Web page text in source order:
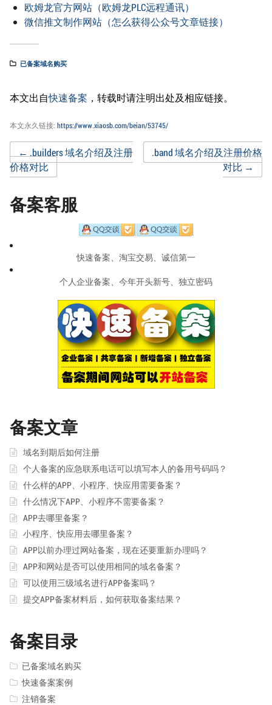
欧姆龙官方网站（欧姆龙PLC远程通讯）
微信推文制作网站（怎么获得公众号文章链接）
已备案域名购买
本文出自快速备案 ，转载时请注明出处及相应链接。
本文永久链接: https://www.xiaosb.com/beian/53745/
Post
navigation
← .builders 域名介绍及注册
价格对比
.band 域名介绍及注册价格
对比→
备案客服
快速备案、淘宝交易、诚信第一
个人企业备案、今年开头新号、独立密码
备案文章
域名到期后如何注册
个人备案的应急联系电话可以填写本人的备用号码吗？
什么样的APP、小程序、快应用需要备案？
什么情况下APP、小程序不需要备案？
APP去哪里备案？
小程序、快应用去哪里备案？
APP以前办理过网站备案，现在还要重新办理吗？
APP和网站是否可以使用相同的域名备案？
可以使用三级域名进行APP备案吗？
提交APP备案材料后，如何获取备案结果？
备案目录
已备案域名购买
快速备案案例
注销备案